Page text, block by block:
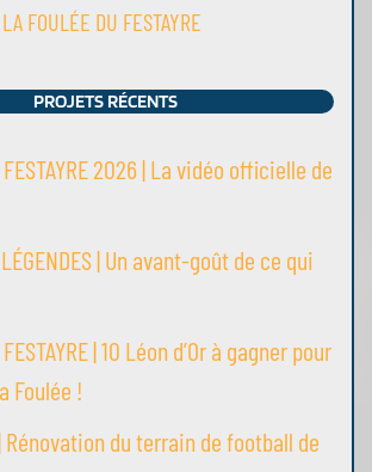
LA FOULÉE DU FESTAYRE
PROJETS RÉCENTS
FESTAYRE 2026 | La vidéo officielle de
LÉGENDES | Un avant-goût de ce qui
| 10 Léon d’Or à gagner pour
Foulée !
| Rénovation du terrain de football de